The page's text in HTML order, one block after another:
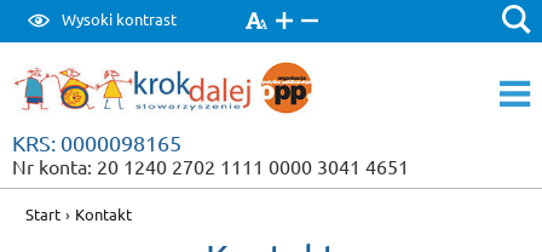
Wysoki kontrast
KRS: 0000098165
Nr konta: 20 1240 2702 1111 0000 3041 4651
Start › Kontakt